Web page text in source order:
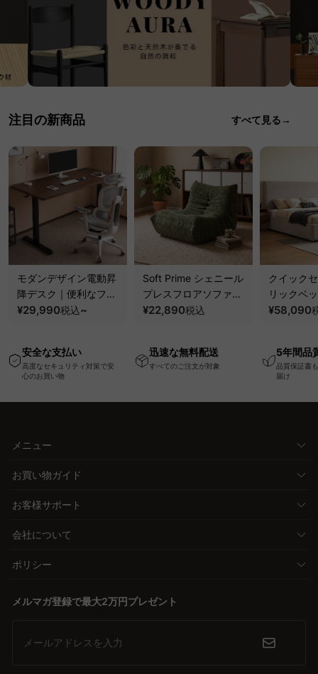
注目の新商品 すべて見る→
モダンデザイン電動昇
降デスク｜便利なフッ
ク・コンセント・
ー機能搭載ワークデス
ク
¥29,990税込~
Soft Prime シェニール
プレスフロアソファ｜
圧縮梱包で搬入しやす
ァ
¥22,890税込
クイック
リックベ
要で組み
¥58,090
安全な支払い
高度なセキュリティ対策で安
心のお買い物
迅速な無料配送
すべてのご注文が対象
5年間品
品質保証書
届け
メニュー
お買い物ガイド
お客様サポート
会社について
ポリシー
メルマガ登録で最大2万円プレゼント
メールアドレスを入力